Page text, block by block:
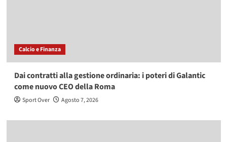
Calcio e Finanza
Dai contratti alla gestione ordinaria: i poteri di Galantic
come nuovo CEO della Roma
Sport Over Agosto 7, 2026